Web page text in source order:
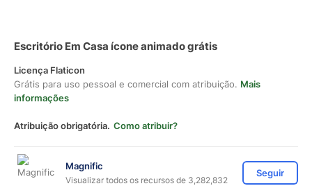
Escritório Em Casa ícone animado grátis
Licença Flaticon
Grátis para uso pessoal e comercial com atribuição. Mais
informações
Atribuição obrigatória. Como atribuir?
Magnific
Visualizar todos os recursos de 3,282,832
Seguir